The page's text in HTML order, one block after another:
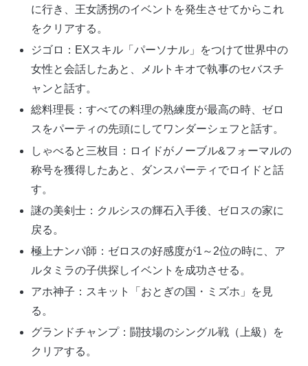
に行き、王女誘拐のイベントを発生させてからこれ
をクリアする。
ジゴロ：EXスキル「パーソナル」をつけて世界中の
女性と会話したあと、メルトキオで執事のセバスチ
ャンと話す。
総料理長：すべての料理の熟練度が最高の時、ゼロ
スをパーティの先頭にしてワンダーシェフと話す。
しゃべると三枚目：ロイドがノーブル&フォーマルの
称号を獲得したあと、ダンスパーティでロイドと話
す。
謎の美剣士：クルシスの輝石入手後、ゼロスの家に
戻る。
極上ナンパ師：ゼロスの好感度が1～2位の時に、ア
ルタミラの子供探しイベントを成功させる。
アホ神子：スキット「おとぎの国・ミズホ」を見
る。
グランドチャンプ：闘技場のシングル戦（上級）を
クリアする。